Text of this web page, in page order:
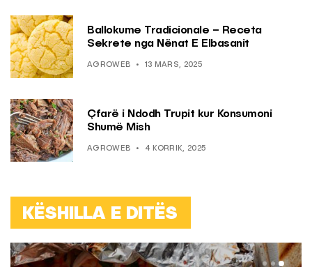
Ballokume Tradicionale – Receta
Sekrete nga Nënat E Elbasanit
AGROWEB 13 MARS, 2025
Çfarë i Ndodh Trupit kur Konsumoni
Shumë Mish
AGROWEB 4 KORRIK, 2025
KËSHILLA E DITËS